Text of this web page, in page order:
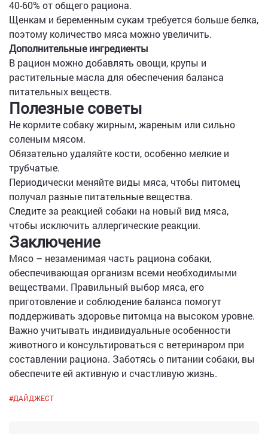
40-60% от общего рациона.
Щенкам и беременным сукам требуется больше белка,
поэтому количество мяса можно увеличить.
Дополнительные ингредиенты
В рацион можно добавлять овощи, крупы и
растительные масла для обеспечения баланса
питательных веществ.
Полезные советы
Не кормите собаку жирным, жареным или сильно
соленым мясом.
Обязательно удаляйте кости, особенно мелкие и
трубчатые.
Периодически меняйте виды мяса, чтобы питомец
получал разные питательные вещества.
Следите за реакцией собаки на новый вид мяса,
чтобы исключить аллергические реакции.
Заключение
Мясо – незаменимая часть рациона собаки,
обеспечивающая организм всеми необходимыми
веществами. Правильный выбор мяса, его
приготовление и соблюдение баланса помогут
поддерживать здоровье питомца на высоком уровне.
Важно учитывать индивидуальные особенности
животного и консультироваться с ветеринаром при
составлении рациона. Заботясь о питании собаки, вы
обеспечите ей активную и счастливую жизнь.
#ДАЙДЖЕСТ